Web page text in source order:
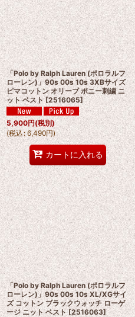
「Polo by Ralph Lauren (ポロラルフ
ローレン)」90s 00s 10s 3XBサイズ
ピマコットン オリーブ ポニー刺繍 ニ
ット ベスト [2516065]
5,900円(税別)
(税込: 6,490円)
カートに入れる
「Polo by Ralph Lauren (ポロラルフ
ローレン)」90s 00s 10s XL/XGサイ
ズ コットン ブラックウォッチ ローゲ
ージ ニット ベスト [2516063]